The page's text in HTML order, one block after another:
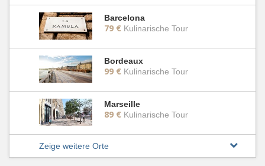
Barcelona
79 € Kulinarische Tour
Bordeaux
99 € Kulinarische Tour
Marseille
89 € Kulinarische Tour
Zeige weitere Orte